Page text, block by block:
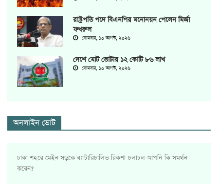
রাষ্ট্রপতি পদে বিএনপির মনোনয়ন পেলেন মির্জা
ফখরুল
সোমবার, ১০ আগস্ট, ২০২৬
দেশে মোট ভোটার ১২ কোটি ৮৬ লাখ
সোমবার, ১০ আগস্ট, ২০২৬
অনলাইন ভোট
ঢাকা শহরে মেইন সড়কে ব্যাটারিচালিত রিকশা চলাচল আপনি কি সমর্থন
করেন?